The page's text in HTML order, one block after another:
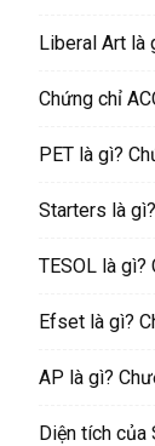
Liberal Art là
Chứng chỉ
PET là gì?
Starters là
TESOL là gì?
Efset là gì?
AP là gì?
Diện tích của